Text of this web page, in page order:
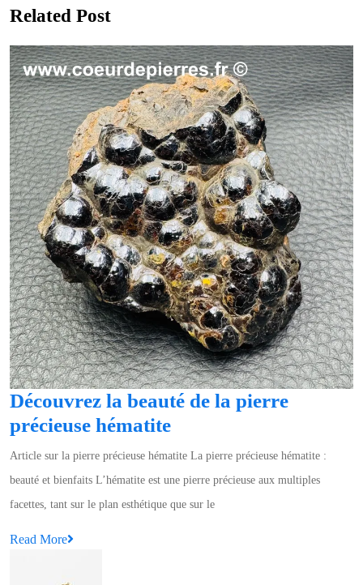
Related Post
Découvrez la beauté de la pierre
précieuse hématiteDécouvrez
la
beauté
de
Article sur la pierre précieuse hématite La pierre précieuse hématite :
beauté et bienfaits L’hématite est une pierre précieuse aux multiples
facettes, tant sur le plan esthétique que sur le
Read More